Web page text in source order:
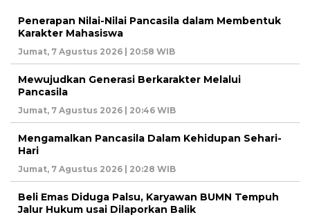
Penerapan Nilai-Nilai Pancasila dalam Membentuk
Karakter Mahasiswa
Jumat, 7 Agustus 2026 | 20:58 WIB
Mewujudkan Generasi Berkarakter Melalui
Pancasila
Jumat, 7 Agustus 2026 | 20:46 WIB
Mengamalkan Pancasila Dalam Kehidupan Sehari-
Hari
Jumat, 7 Agustus 2026 | 20:28 WIB
Beli Emas Diduga Palsu, Karyawan BUMN Tempuh
Jalur Hukum usai Dilaporkan Balik